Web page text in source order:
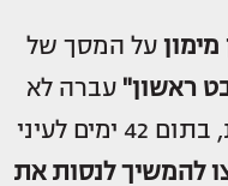
מימון על המסך של
ראשון" עברה לא
, ועם זאת, בתום 42 ימים לעיני
להמשיך לנסות את